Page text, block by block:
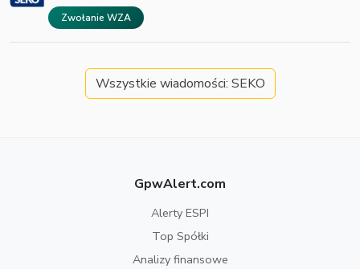
Zwołanie WZA
Wszystkie wiadomości: SEKO
GpwAlert.com
Alerty ESPI
Top Spółki
Analizy finansowe